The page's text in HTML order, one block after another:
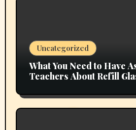
Uncategorized
What You Need to Have
Teachers About Refill